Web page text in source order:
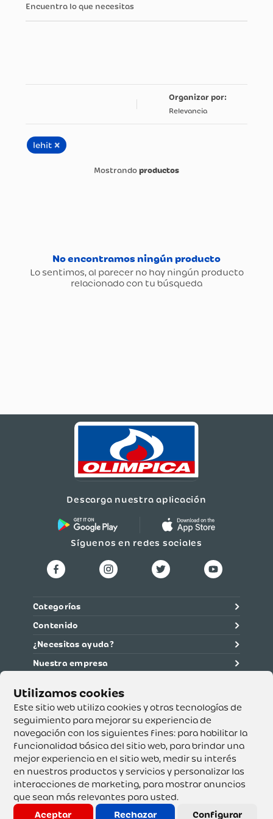
Este sitio web utiliza cookies y otras tecnologías de
seguimiento para mejorar su experiencia de
navegación con los siguientes fines: para habilitar la
funcionalidad básica del sitio web, para brindar una
mejor experiencia en el sitio web, medir su interés
en nuestros productos y servicios y personalizar las
interacciones de marketing, para mostrar anuncios
que sean más relevantes para usted.
Aceptar
Rechazar Configurar
Encuentra lo que necesitas
Relevancia
lehit ×
productos
Descarga nuestra aplicación
Síguenos en redes sociales
Categorías
Contenido
¿Necesitas ayuda?
Nuestra empresa
Supertiendas y Drogería Olímpica S.A. - Nit 890.107.487 -
Dirección de notificación: Calle 53 No. 46-192 local 3-01
Teléfono: 3232540999 - Correo:
servicioalcliente@olimpica.com.co
Copyright o Actualización 2023 OLÍMPICA S.A. Derechos
Reservados.